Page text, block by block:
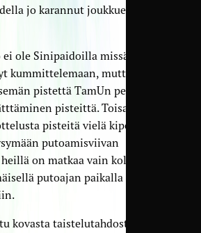
jo karannut joukkueen
ole Sinipaidoilla missään
kummittelemaan, mutta lisää
pistettä TamUn perässä
pisteittä. Toisaalta
pisteitä vielä kipeämmin,
putoamisviivan
on matkaa vain kolme
putoajan paikalla olevaan
kovasta taistelutahdostaan